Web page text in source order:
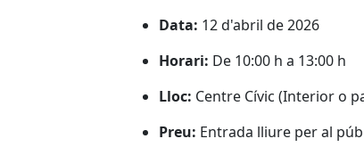
Data: 12 d'abril de 2026
Horari: De 10:00 h a 13:00 h
Lloc: Centre Cívic (Interior o
Preu: Entrada lliure per al